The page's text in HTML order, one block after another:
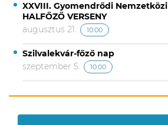
XXVIII. Gyomendrődi Nemzetközi
HALFŐZŐ VERSENY
augusztus 21. 10:00
Szilvalekvár-főző nap
szeptember 5. 10:00